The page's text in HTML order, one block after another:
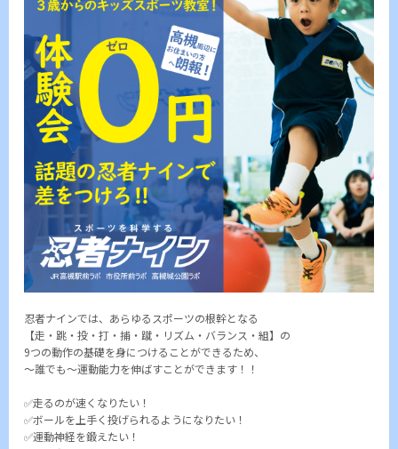
忍者ナインでは、あらゆるスポーツの根幹となる
【走・跳・投・打・捕・蹴・リズム・バランス・組】の
9つの動作の基礎を身につけることができるため、
～誰でも～運動能力を伸ばすことができます！！
✅走るのが速くなりたい！
✅ボールを上手く投げられるようになりたい！
✅運動神経を鍛えたい！